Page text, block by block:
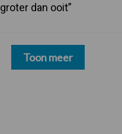
groter dan ooit”
Toon meer